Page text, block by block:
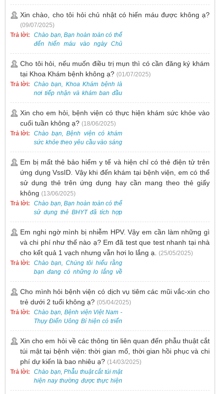
lần 3 vẫn có thể thực hiện được.
Tại Bệnh viện, chúng tôi đã tiếp
nhận và hỗ trợ nhiều thai phụ có
nhu cầu tương tự.
Xin chào, cho tôi hỏi chủ nhật có hiến máu được không ạ?
(09/07/2025)
Trả lời:
Chào bạn, Bạn hoàn toàn có thể
đến hiến máu vào ngày Chủ
Nhật.
Cho tôi hỏi, nếu muốn điều trị mụn thì có cần đăng ký khám
tại Khoa Khám bệnh không ạ? (01/07/2025)
Trả lời:
Chào bạn, Khoa Khám bệnh là
nơi tiếp nhận và khám ban đầu
cho tất cả các trường hợp, bao
gồm cả điều trị mụn. Vì vậy, bạn
cần đăng ký khám tại Khoa
Khám bệnh trước.
Xin cho em hỏi, bệnh viện có thực hiện khám sức khỏe vào
cuối tuần không ạ? (18/06/2025)
Trả lời:
Chào bạn, Bệnh viện có khám
sức khỏe theo yêu cầu vào sáng
thứ Bảy. Nếu bạn có nhu cầu, vui
lòng đặt lịch trước để được sắp
xếp thời gian phù hợp.
Em bị mất thẻ bảo hiểm y tế và hiện chỉ có thẻ điện tử trên
ứng dụng VssID. Vậy khi đến khám tại bệnh viện, em có thể
sử dụng thẻ trên ứng dụng hay cần mang theo thẻ giấy
không (13/06/2025)
Trả lời:
Chào bạn, Bạn hoàn toàn có thể
sử dụng thẻ BHYT đã tích hợp
trên ứng dụng VssID khi đến
khám và không cần mang theo
thẻ giấy.
Em nghi ngờ mình bị nhiễm HPV. Vậy em cần làm những gì
và chi phí như thế nào ạ? Em đã test que test nhanh tại nhà
cho kết quả 1 vạch nhưng vẫn hơi lo lắng ạ. (25/05/2025)
Trả lời:
Chào bạn, Chúng tôi hiểu rằng
bạn đang có những lo lắng về
nguy cơ nhiễm HPV. Tại Bệnh
viện Việt Nam - Thụy Điển Uông
Bí, chúng tôi cung cấp các dịch
vụ thăm khám và xét nghiệm
chuyên sâu để phát hiện sớm
HPV và tầm soát ung thư cổ tử
Cho mình hỏi bệnh viện có dịch vụ tiêm các mũi vắc-xin cho
trẻ dưới 2 tuổi không ạ? (05/04/2025)
Trả lời:
Chào bạn, Bệnh viện Việt Nam -
Thụy Điển Uông Bí hiện có triển
khai dịch vụ tiêm vắc-xin cho trẻ
dưới 2 tuổi.
Xin cho em hỏi về các thông tin liên quan đến phẫu thuật cắt
túi mật tại bệnh viện: thời gian mổ, thời gian hồi phục và chi
phí dự kiến là bao nhiêu ạ? (14/03/2025)
Trả lời:
Chào bạn, Phẫu thuật cắt túi mật
hiện nay thường được thực hiện
bằng phương pháp nội soi, đây